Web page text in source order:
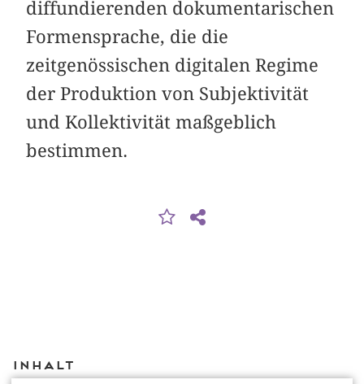
diffundierenden dokumentarischen
Formensprache, die die
zeitgenössischen digitalen Regime
der Produktion von Subjektivität
und Kollektivität maßgeblich
bestimmen.
Inhalt